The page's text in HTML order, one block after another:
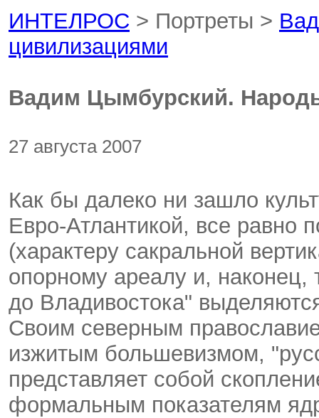
ИНТЕЛРОС > Портреты >
цивилизациями
Вадим Цымбурский.
27 августа 2007
Как бы далеко ни зашло
Евро-Атлантикой, все равно
(характеру сакральной
опорному ареалу и,
до Владивостока"
Своим северным
изжитым большевизмом,
представляет собой
формальным показателям